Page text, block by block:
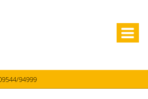
94999